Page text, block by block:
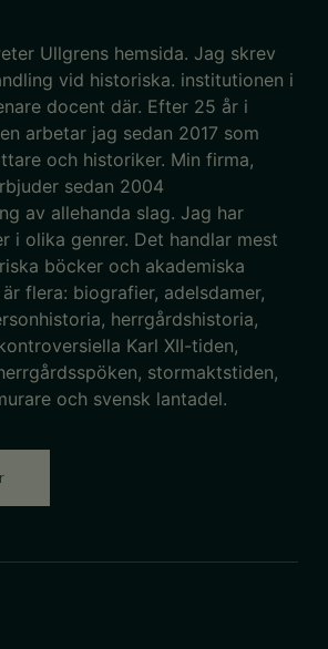
Ullgrens hemsida. Jag skrev
vid historiska. institutionen i
docent där. Efter 25 år i
arbetar jag sedan 2017 som
och historiker. Min firma,
sedan 2004
av allehanda slag. Jag har
i olika genrer. Det handlar mest
böcker och akademiska
flera: biografier, adelsdamer,
herrgårdshistoria,
Karl XII-tiden,
stormaktstiden,
eoch svensk lantadel.